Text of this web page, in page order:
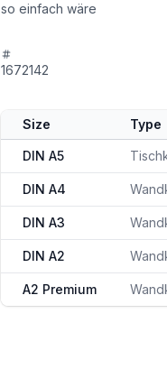
so einfach wäre
1672142
Size Type
DIN A5
DIN A4
DIN A3
DIN A2
A2 Premium